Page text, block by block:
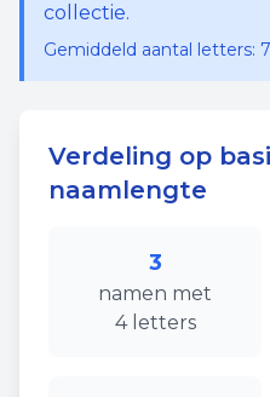
collectie.
Gemiddeld aantal letters:
Verdeling op
naamlengte
3
namen met
4letters